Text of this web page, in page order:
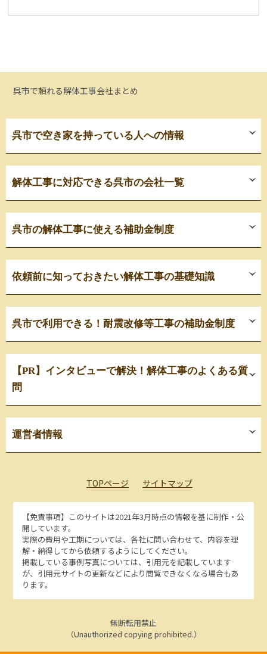
呉市で頼れる解体工事会社まとめ
呉市で空き家を持っている人への情報
解体工事に対応できる呉市の会社一覧
呉市の解体工事に使える補助金制度
依頼前に知っておきたい解体工事の基礎知識
呉市で利用できる！耐震改修等工事の補助金制度
【PR】インタビューで解決！解体工事のよくある質
問
運営者情報
TOPページ サイトマップ
【免責事項】 このサイトは2021年3月時点の情報を基に制作・公
開しています。
実際の費用や工期については、各社に問い合わせて、内容を理
解・納得してから依頼するようにしてください。
掲載している事例写真については、引用元を記載しています
が、引用元サイトの更新などにより閲覧できなくなる場合もあ
ります。
無断転用禁止
（Unauthorized copying prohibited.）